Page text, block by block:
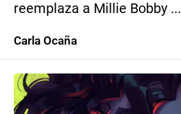
reemplaza a Millie Bobby ...
Carla Ocaña